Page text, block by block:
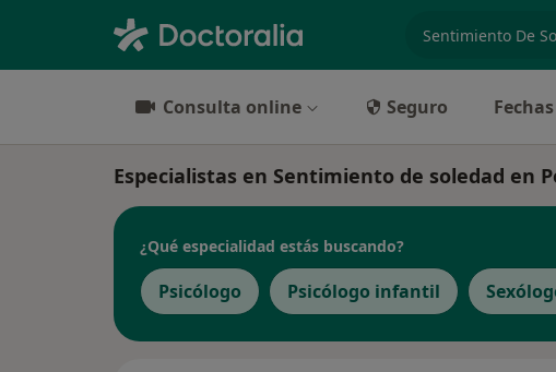
Consulta online Seguro
Especialistas en Sentimiento de soledad en
¿Qué especialidad estás buscando?
Psicólogo Psicólogo infantil